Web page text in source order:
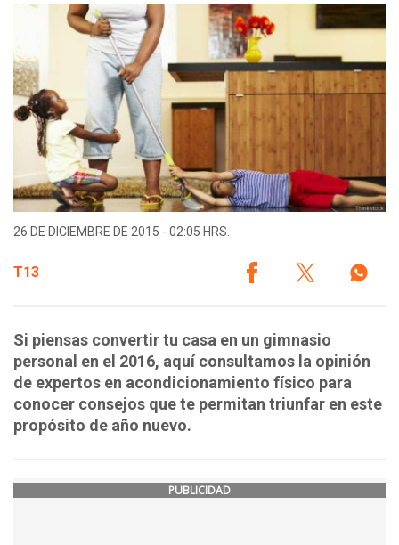
26 DE DICIEMBRE DE 2015 - 02:05 HRS.
T13
Si piensas convertir tu casa en un gimnasio
personal en el 2016, aquí consultamos la opinión
de expertos en acondicionamiento físico para
conocer consejos que te permitan triunfar en este
propósito de año nuevo.
PUBLICIDAD